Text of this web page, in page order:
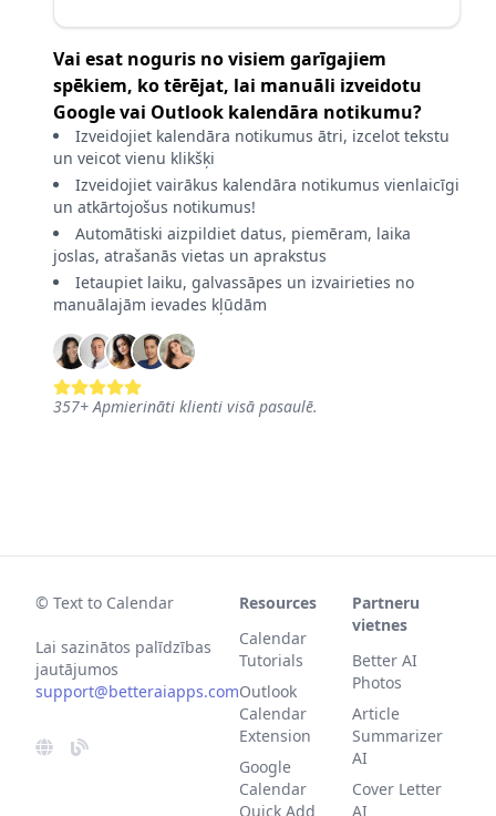
Vai esat noguris no visiem garīgajiem
spēkiem, ko tērējat, lai manuāli izveidotu
Google vai Outlook kalendāra notikumu?
Izveidojiet kalendāra notikumus ātri, izcelot tekstu
un veicot vienu klikšķi
Izveidojiet vairākus kalendāra notikumus vienlaicīgi
un atkārtojošus notikumus!
Automātiski aizpildiet datus, piemēram, laika
joslas, atrašanās vietas un aprakstus
Ietaupiet laiku, galvassāpes un izvairieties no
manuālajām ievades kļūdām
357+ Apmierināti klienti visā pasaulē.
© Text to Calendar
Lai sazinātos palīdzības
jautājumos
support@betteraiapps.com
Resources
Calendar
Tutorials
Outlook
Calendar
Extension
Google
Calendar
Quick Add
Partneru
vietnes
Better AI
Photos
Article
Summarizer
AI
Cover Letter
AI